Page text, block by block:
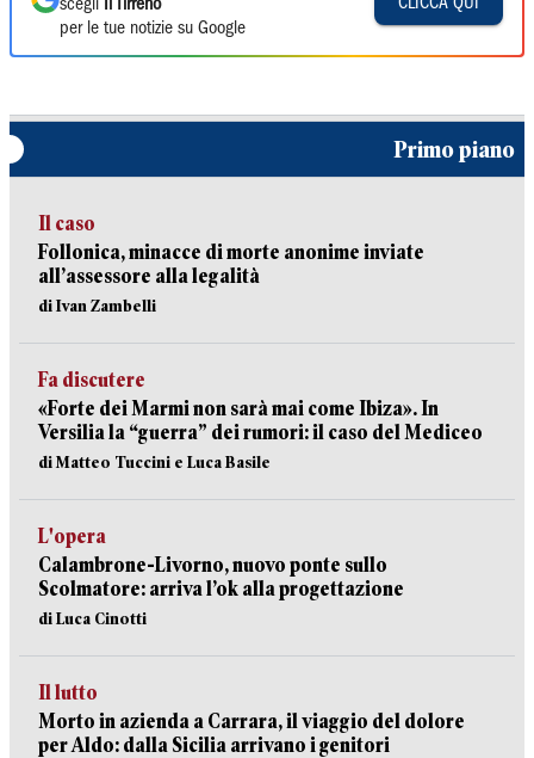
scegli
Il Tirreno
per le tue notizie su Google
Primo piano
Il caso
Follonica, minacce di morte anonime inviate
all’assessore alla legalità
di Ivan Zambelli
Fa discutere
«Forte dei Marmi non sarà mai come Ibiza». In
Versilia la “guerra” dei rumori: il caso del Mediceo
di Matteo Tuccini e Luca Basile
L'opera
Calambrone-Livorno, nuovo ponte sullo
Scolmatore: arriva l’ok alla progettazione
di Luca Cinotti
Il lutto
Morto in azienda a Carrara, il viaggio del dolore
per Aldo: dalla Sicilia arrivano i genitori